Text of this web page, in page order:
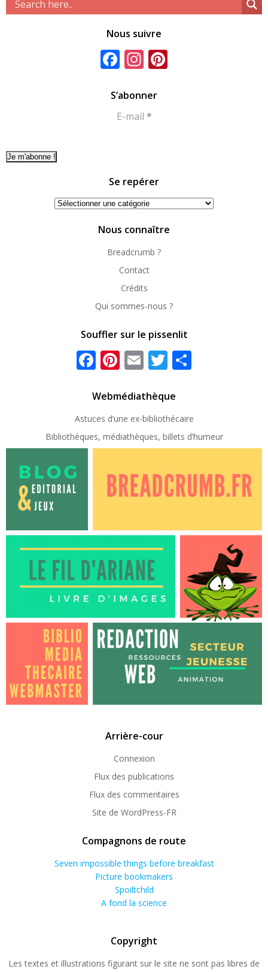
Nous suivre
Facebook
Instagram
S’abonner
E-mail *
Se repérer
Se
Nous connaître
Breadcrumb ?
Contact
Crédits
Qui sommes-nous ?
Souffler sur le pissenlit
Facebook
Pinterest
EmailTwitter
Webmédiathèque
Astuces d’une ex-bibliothécaire
Bibliothèques, médiathèques, billets d’humeur
Arrière-cour
Connexion
Flux des publications
Flux des commentaires
Site de WordPress-FR
Compagnons de route
Seven impossible things before breakfast
Picture bookmakers
Spoiltchild
A fond la science
Copyright
Les textes et illustrations figurant sur le site ne sont pas libres de